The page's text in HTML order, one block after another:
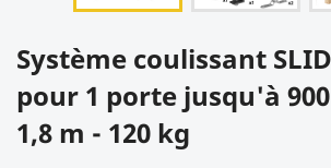
Système coulissant
pour 1 porte jusqu'à
1,8 m - 120 kg